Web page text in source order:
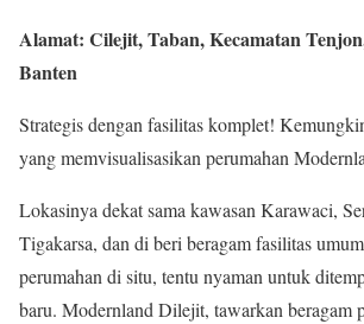
Alamat: Cilejit, Taban, Kecamatan
Banten
Strategis dengan fasilitas komplet!
yang memvisualisasikan perumahan
Lokasinya dekat sama kawasan Karawaci,
Tigakarsa, dan di beri beragam fasilitas
perumahan di situ, tentu nyaman untuk
baru. Modernland Dilejit, tawarkan beragam